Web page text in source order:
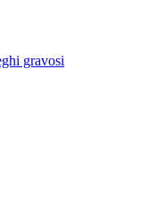
gravosi